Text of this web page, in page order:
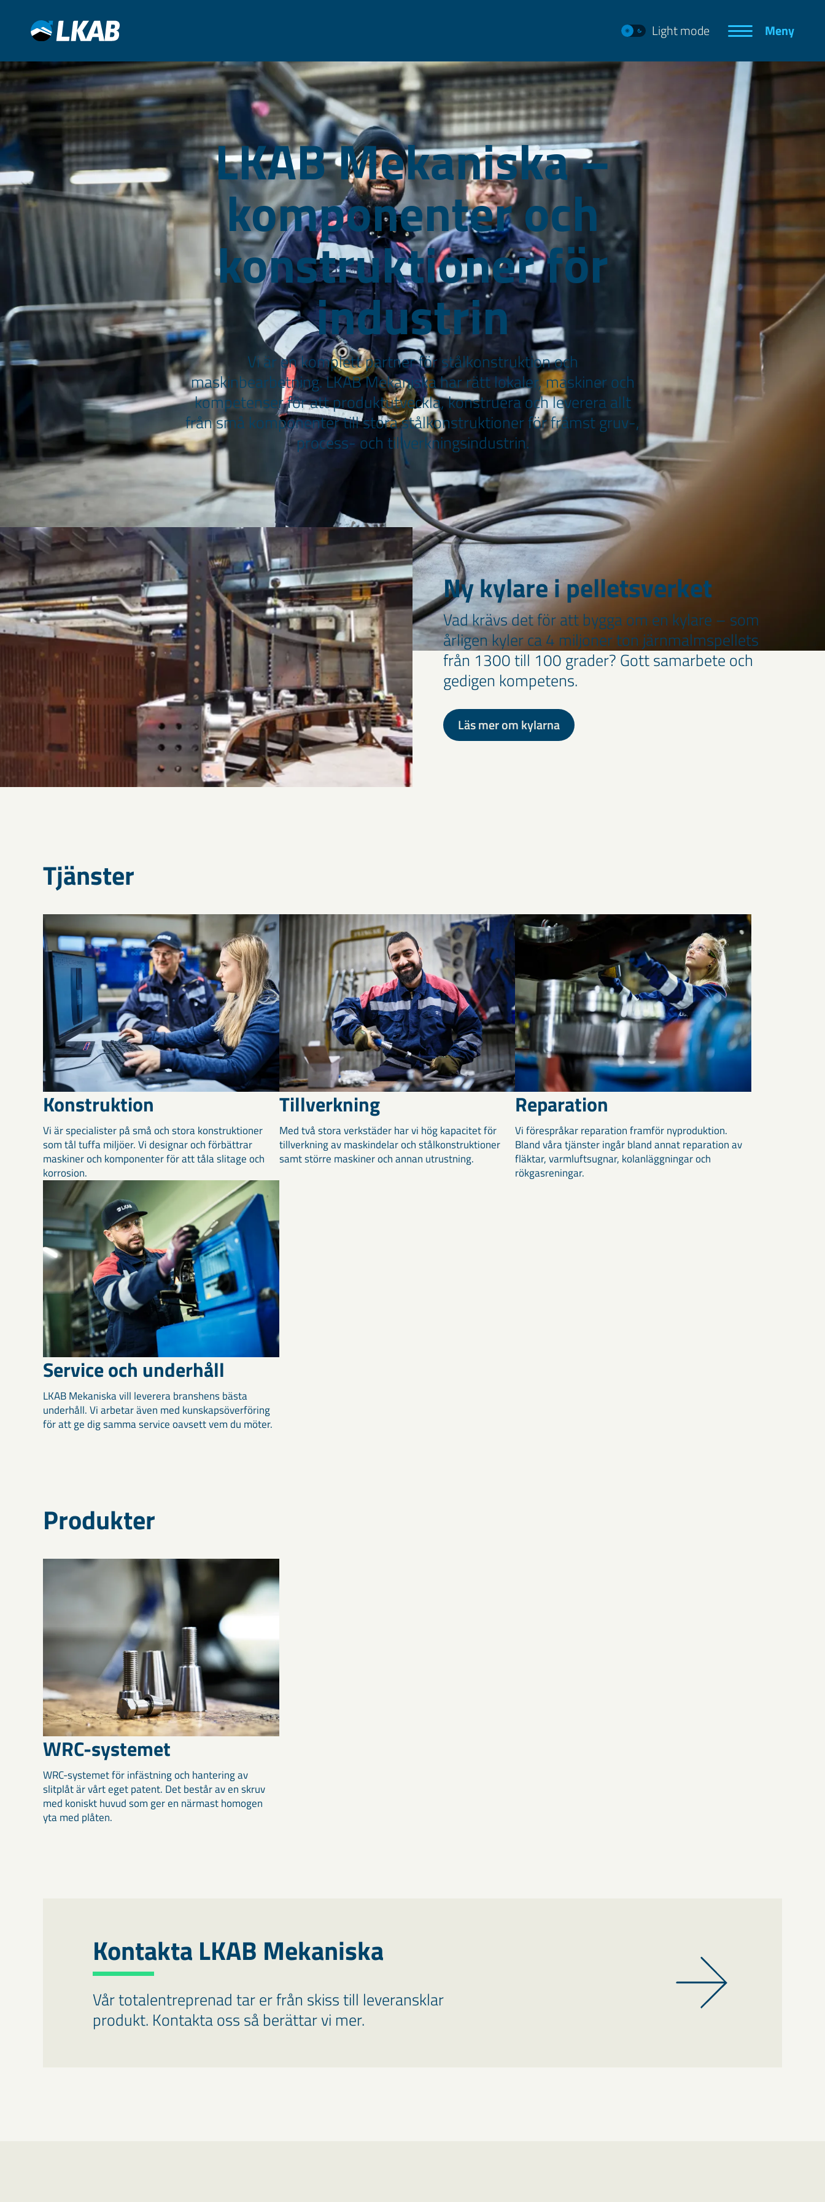
Light mode Meny
LKAB Mekaniska –
komponenter och
konstruktioner för
industrin
Vi är en komplett partner för stålkonstruktion och
maskinbearbetning. LKAB Mekaniska har rätt lokaler, maskiner och
kompetenser för att produktutveckla, konstruera och leverera allt
från små komponenter till stora stålkonstruktioner för främst gruv-,
process- och tillverkningsindustrin.
Ny kylare i pelletsverket
Vad krävs det för att bygga om en kylare – som
årligen kyler ca 4 miljoner ton järnmalmspellets
från 1300 till 100 grader? Gott samarbete och
gedigen kompetens.
Läs mer om kylarna
Tjänster
Konstruktion
Vi är specialister på små och stora konstruktioner
som tål tuffa miljöer. Vi designar och förbättrar
maskiner och komponenter för att tåla slitage och
korrosion.
Tillverkning
Med två stora verkstäder har vi hög kapacitet för
tillverkning av maskindelar och stålkonstruktioner
samt större maskiner och annan utrustning.
Reparation
Vi förespråkar reparation framför nyproduktion.
Bland våra tjänster ingår bland annat reparation av
fläktar, varmluftsugnar, kolanläggningar och
rökgasreningar.
Service och underhåll
LKAB Mekaniska vill leverera branshens bästa
underhåll. Vi arbetar även med kunskapsöverföring
för att ge dig samma service oavsett vem du möter.
Produkter
WRC-systemet
WRC-systemet för infästning och hantering av
slitplåt är vårt eget patent. Det består av en skruv
med koniskt huvud som ger en närmast homogen
yta med plåten.
Kontakta LKAB Mekaniska
Vår totalentreprenad tar er från skiss till leveransklar
produkt. Kontakta oss så berättar vi mer.